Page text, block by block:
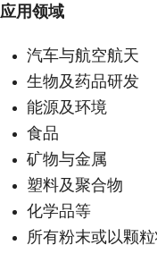
应用领域
汽车与航空航天
生物及药品研发
能源及环境
食品
矿物与金属
塑料及聚合物
化学品等
所有粉末或以颗